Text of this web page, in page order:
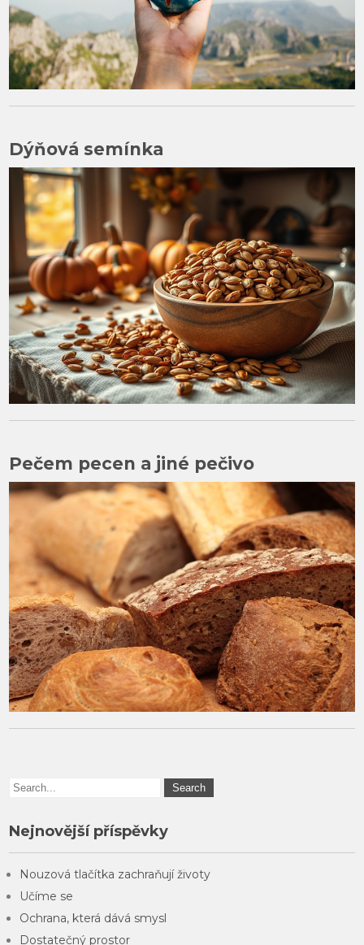
Dýňová semínka
Pečem pecen a jiné pečivo
Nejnovější příspěvky
Nouzová tlačítka zachraňují životy
Učíme se
Ochrana, která dává smysl
Dostatečný prostor